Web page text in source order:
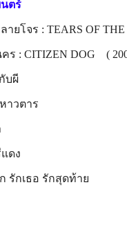
ตร์
ายโจร : TEARS OF
ร : CITIZEN DOG (
บผี
าวตาร
ดง
รักเธอ รักสุดท้าย